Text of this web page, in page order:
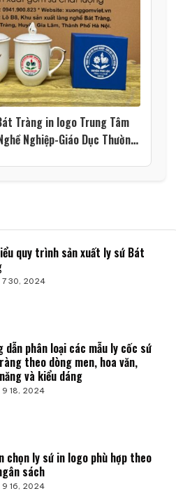
Tràng in logo Trung Tâm
Nghiệp-Giáo Dục Thường
quy trình sản xuất ly sứ Bát
7 30, 2024
dẫn phân loại các mẫu ly cốc sứ
theo dòng men, hoa văn,
và kiểu dáng
9 18, 2024
chọn ly sứ in logo phù hợp theo
sách
9 16, 2024